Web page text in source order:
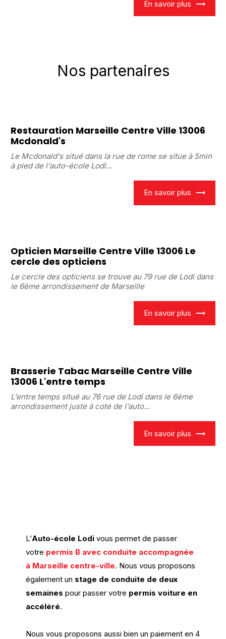
En savoir plus
Nos partenaires
Restauration Marseille Centre Ville 13006
Mcdonald's
Le Mcdonald's situé dans la rue de rome se situe à 5min
à pied de l'auto-école Lodi...
En savoir plus
Opticien Marseille Centre Ville 13006 Le
cercle des opticiens
Le cercle des opticiens se trouve au 79 rue de Lodi dans
le 6ème arrondissement de Marseille
En savoir plus
Brasserie Tabac Marseille Centre Ville
13006 L'entre temps
L'entre temps situé au 76 rue de Lodi dans le 6ème
arrondissement juste à coté de l'auto...
En savoir plus
L’Auto-école Lodi vous permet de passer
votre permis B avec conduite accompagnée
à Marseille centre-ville. Nous vous proposons
également un stage de conduite de deux
semaines pour passer votre permis voiture en
accéléré.
Nous vous proposons aussi bien un paiement en 4